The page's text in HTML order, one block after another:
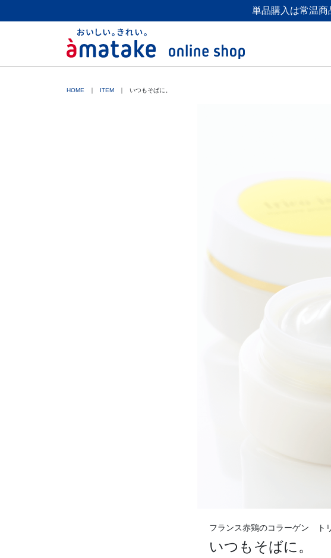
単品購入は常温商
HOME ITEM いつもそばに。
フランス赤鶏のコラーゲン ト
いつもそばに。